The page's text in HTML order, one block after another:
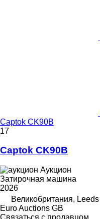
Captok CK90B
17
Captok CK90B
Аукцион
Затирочная машина
2026
Великобритания, Leeds
Euro Auctions GB